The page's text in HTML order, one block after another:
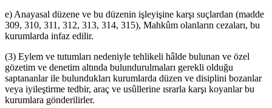
e) Anayasal düzene ve bu düzenin işleyişine karşı suçlardan (madde
309, 310, 311, 312, 313, 314, 315), Mahkûm olanların cezaları, bu
kurumlarda infaz edilir.
(3) Eylem ve tutumları nedeniyle tehlikeli hâlde bulunan ve özel
gözetim ve denetim altında bulundurulmaları gerekli olduğu
saptananlar ile bulundukları kurumlarda düzen ve disiplini bozanlar
veya iyileştirme tedbir, araç ve usûllerine ısrarla karşı koyanlar bu
kurumlara gönderilirler.